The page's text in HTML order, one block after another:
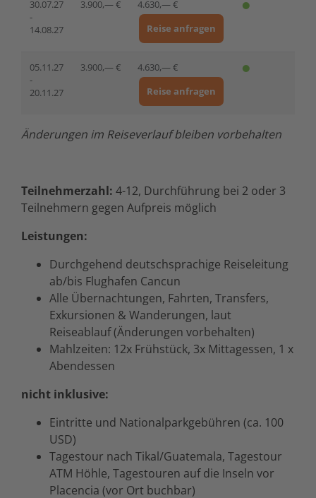
30.07.27
-
14.08.27
3.900,— €
4.630,— €
Reise anfragen
05.11.27
-
20.11.27
3.900,— €
4.630,— €
Reise anfragen
Änderungen im Reiseverlauf bleiben vorbehalten
Teilnehmerzahl: 4-12, Durchführung bei 2 oder 3
Teilnehmern gegen Aufpreis möglich
Leistungen:
Durchgehend deutschsprachige Reiseleitung
ab/bis Flughafen Cancun
Alle Übernachtungen, Fahrten, Transfers,
Exkursionen & Wanderungen, laut
Reiseablauf (Änderungen vorbehalten)
Mahlzeiten: 12x Frühstück, 3x Mittagessen, 1 x
Abendessen
nicht inklusive:
Eintritte und Nationalparkgebühren (ca. 100
USD)
Tagestour nach Tikal/Guatemala, Tagestour
ATM Höhle, Tagestouren auf die Inseln vor
Placencia (vor Ort buchbar)